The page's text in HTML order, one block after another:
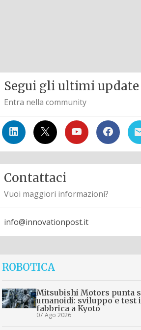
Segui gli ultimi update
Entra nella community
Contattaci
Vuoi maggiori informazioni?
info@innovationpost.it
ROBOTICA
Mitsubishi Motors punta
umanoidi: sviluppo e test
fabbrica a Kyoto
07 Ago 2026